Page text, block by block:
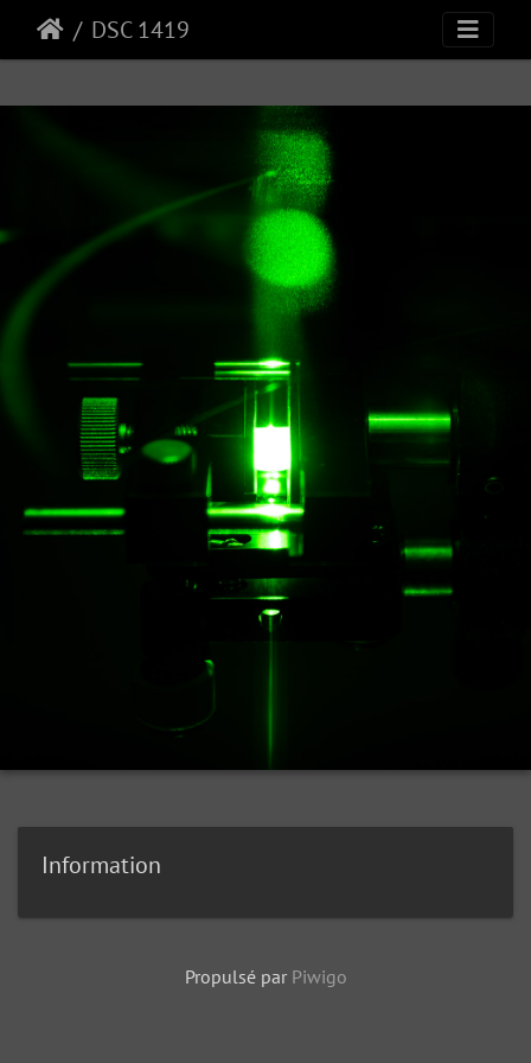
DSC 1419
Information
Propulsé par Piwigo